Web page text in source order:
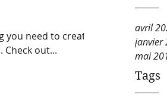
avril
janvier
mai
Tags
need to create
out...